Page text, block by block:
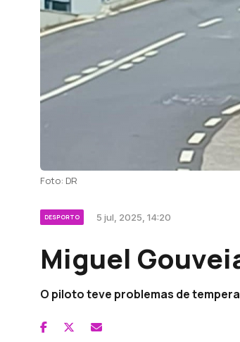
Foto: DR
DESPORTO 5 jul, 2025, 14:20
Miguel
O piloto teve problemas de